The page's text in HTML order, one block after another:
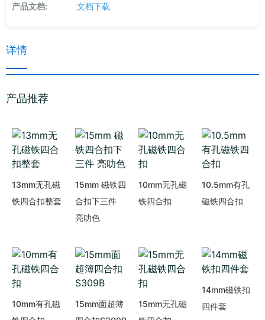
产品文档: 文档下载
详情
产品推荐
13mm无孔磁
铁四合扣整套
15mm 磁铁四
合扣下三件
亮叻色
10mm无孔磁
铁四合扣
10.5mm有孔
磁铁四合扣
10mm有孔磁
15mm面超簿
15mm无孔磁
14mm磁铁扣
四件套